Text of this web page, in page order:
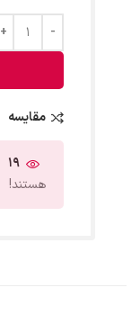
مقایسه
19
هستند!